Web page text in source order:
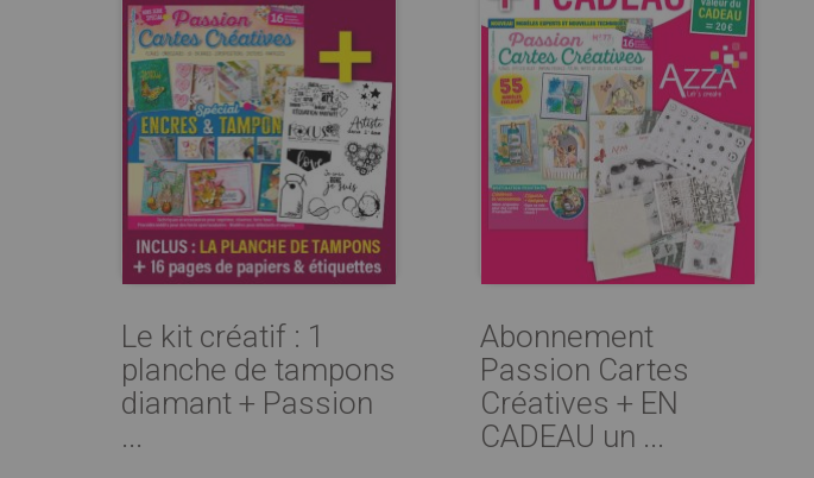
Le kit créatif : 1
planche de tampons
diamant + Passion
...
Abonnement
Passion Cartes
Créatives + EN
CADEAU un ...